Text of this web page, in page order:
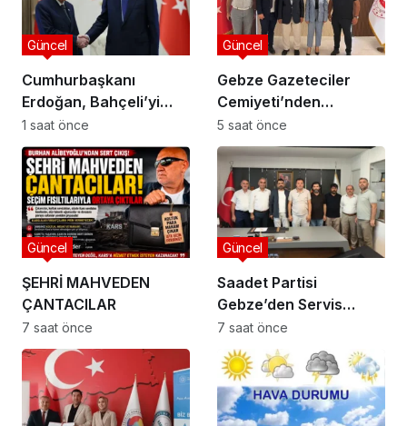
Cumhurbaşkanı
Erdoğan, Bahçeli’yi
Külliye’de kabul etti
Güncel
1 saat önce
Gebze Gazeteciler
Cemiyeti’nden
Kaymakam Özyiğit’e
Ziyaret
Güncel
5 saat önce
ŞEHRİ MAHVEDEN
ÇANTACILAR
Güncel
7 saat önce
Saadet Partisi
Gebze’den Servis
Esnafına Destek
Ziyareti: “Sektörde
Adalet Sağlanmalı”
Güncel
7 saat önce